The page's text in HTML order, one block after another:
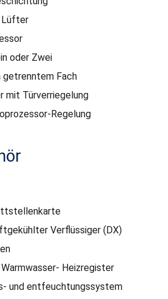
Lüfter
oder Zwei
Fach
mit Türverriegelung
Regelung
Verﬂüssiger (DX)
Heizregister
und entfeuchtungssystem